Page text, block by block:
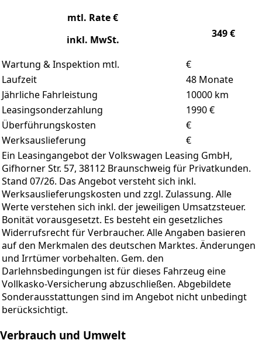
mtl. Rate €
inkl. MwSt.
349€
Wartung & Inspektion mtl.
€
Laufzeit
48 Monate
Jährliche Fahrleistung
10000 km
Leasingsonderzahlung
1990€
Überführungskosten
€
Werksauslieferung
€
Ein Leasingangebot der Volkswagen Leasing GmbH,
Gifhorner Str. 57, 38112 Braunschweig für Privatkunden.
Stand 07/26. Das Angebot versteht sich inkl.
Werksauslieferungskosten und zzgl. Zulassung. Alle
Werte verstehen sich inkl. der jeweiligen Umsatzsteuer.
Bonität vorausgesetzt. Es besteht ein gesetzliches
Widerrufsrecht für Verbraucher. Alle Angaben basieren
auf den Merkmalen des deutschen Marktes. Änderungen
und Irrtümer vorbehalten. Gem. den
Darlehnsbedingungen ist für dieses Fahrzeug eine
Vollkasko-Versicherung abzuschließen. Abgebildete
Sonderausstattungen sind im Angebot nicht unbedingt
berücksichtigt.
Verbrauch und Umwelt